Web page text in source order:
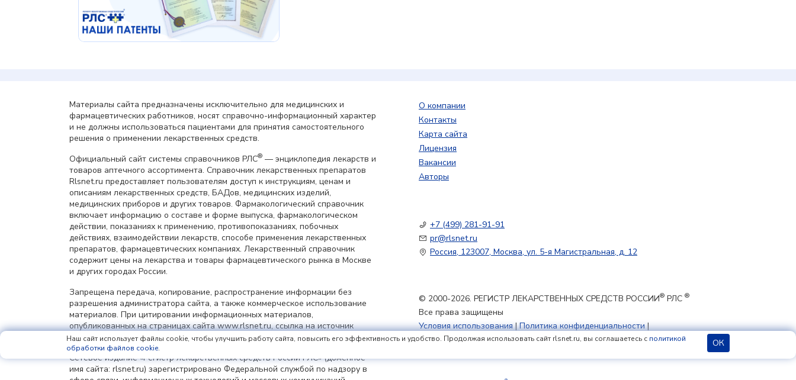
Материалы сайта предназначены исключительно для медицинских и
фармацевтических работников, носят справочно-информационный характер
и не должны использоваться пациентами для принятия самостоятельного
решения о применении лекарственных средств.
Официальный сайт системы справочников РЛС® — энциклопедия лекарств и
товаров аптечного ассортимента. Справочник лекарственных препаратов
Rlsnet.ru предоставляет пользователям доступ к инструкциям, ценам и
описаниям лекарственных средств, БАДов, медицинских изделий,
медицинских приборов и других товаров. Фармакологический справочник
включает информацию о составе и форме выпуска, фармакологическом
действии, показаниях к применению, противопоказаниях, побочных
действиях, взаимодействии лекарств, способе применения лекарственных
препаратов, фармацевтических компаниях. Лекарственный справочник
содержит цены на лекарства и товары фармацевтического рынка в Москве
и других городах России.
Запрещена передача, копирование, распространение информации без
разрешения администратора сайта, а также коммерческое использование
материалов. При цитировании информационных материалов,
опубликованных на страницах сайта www.rlsnet.ru, ссылка на источник
информации обязательна.
Сетевое издание «Регистр лекарственных средств России РЛС» (доменное
имя сайта: rlsnet.ru) зарегистрировано Федеральной службой по надзору в
О компании
Контакты
Карта сайта
Лицензия
Вакансии
Авторы
+7 (499) 281-91-91
pr@rlsnet.ru
Россия, 123007, Москва, ул. 5-я Магистральная, д. 12
© 2000-2026. РЕГИСТР ЛЕКАРСТВЕННЫХ СРЕДСТВ РОССИИ® РЛС ®
Все права защищены
Условия использования|Политика конфиденциальности|
Политика обработки файлов cookie
Наш сайт использует файлы cookie, чтобы улучшить работу сайта, повысить его эффективность и удобство. Продолжая использовать сайт rlsnet.ru, вы соглашаетесь с политикой
обработки файлов cookie. ОК